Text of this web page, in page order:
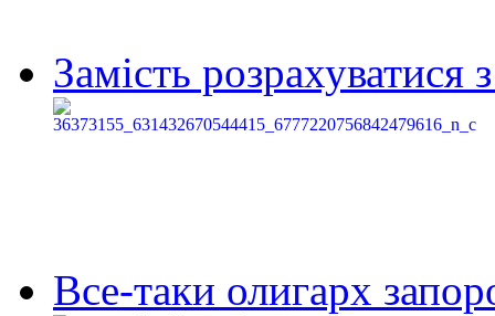
Замість
Все-таки олигарх